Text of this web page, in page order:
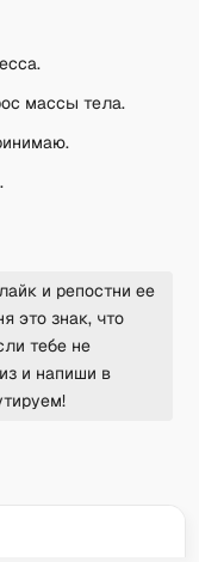
массы тела.
и репостни ее
это знак, что
тебе не
и напиши в